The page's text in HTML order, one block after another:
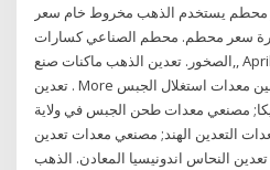
محطم يستخدم الذهب مخروط خام سعر
سعر محطم. محطم الصناعي كسارات
الصخور. تعدين الذهب ماكنات صنع,, April,, آلات التعدين سحق والمعدات
تعدين . More معدات تعدين النحاس في الفلبين معدات استغلال الجبس
مصنعي معدات طحن الجبس في ولاية
التعدين الهند; مصنعي معدات تعدين
معدات تعدين النحاس اندونيسيا المعادن. الذهب